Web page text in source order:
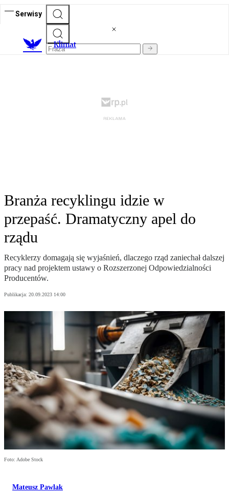
Serwisy
Klimat
Branża recyklingu idzie w
przepaść. Dramatyczny apel do
rządu
Recyklerzy domagają się wyjaśnień, dlaczego rząd zaniechał dalszej
pracy nad projektem ustawy o Rozszerzonej Odpowiedzialności
Producentów.
Publikacja: 20.09.2023 14:00
Foto: Adobe Stock
Mateusz Pawlak